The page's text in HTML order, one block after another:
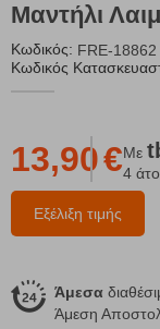
Μαντήλι
Κωδικός: FRE-18862
Κωδικός
Εξέλιξη τιμής
13,90€Με
4
Άμεσα
Άμεση